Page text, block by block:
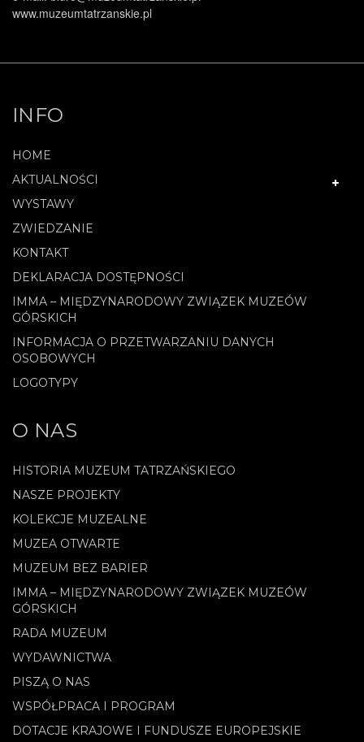
www.muzeumtatrzanskie.pl
INFO
HOME
AKTUALNOŚCI
WYSTAWY
ZWIEDZANIE
KONTAKT
DEKLARACJA DOSTĘPNOŚCI
IMMA – MIĘDZYNARODOWY ZWIĄZEK MUZEÓW
GÓRSKICH
INFORMACJA O PRZETWARZANIU DANYCH
OSOBOWYCH
LOGOTYPY
O NAS
HISTORIA MUZEUM TATRZAŃSKIEGO
NASZE PROJEKTY
KOLEKCJE MUZEALNE
MUZEA OTWARTE
MUZEUM BEZ BARIER
IMMA – MIĘDZYNARODOWY ZWIĄZEK MUZEÓW
GÓRSKICH
RADA MUZEUM
WYDAWNICTWA
PISZĄ O NAS
WSPÓŁPRACA I PROGRAM
DOTACJE KRAJOWE I FUNDUSZE EUROPEJSKIE